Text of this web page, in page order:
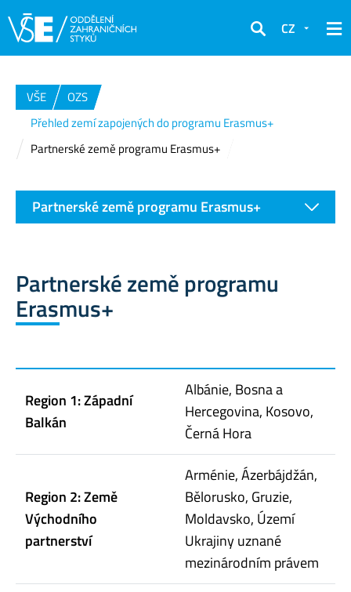
Hledat
CZ
VŠE
OZS
Přehled zemí zapojených do programu Erasmus+
Partnerské země programu Erasmus+
Partnerské země programu
Erasmus+
Region 1: Západní
Balkán
Albánie, Bosna a
Hercegovina, Kosovo,
Černá Hora
Region 2: Země
Východního
partnerství
Arménie, Ázerbájdžán,
Bělorusko, Gruzie,
Moldavsko, Území
Ukrajiny uznané
mezinárodním právem
Partnerské země programu Erasmus+